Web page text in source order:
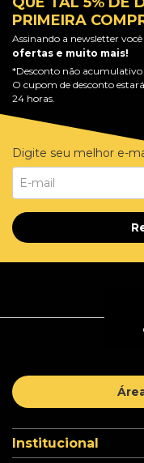
PRIMEIRA
Assinando a newsletter
ofertas e muito mais!
*Desconto não
O cupom de desconto
24 horas.
Digite seu melhor e-
Institucional